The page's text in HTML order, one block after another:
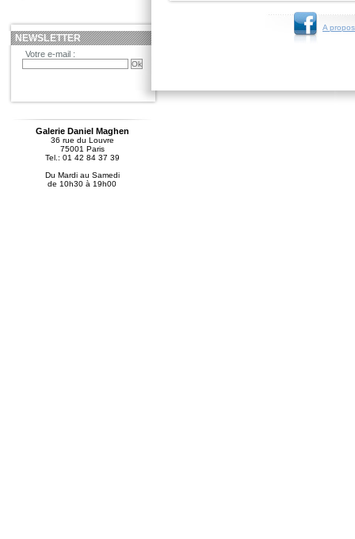
A
NEWSLETTER
Votre e-mail :
Galerie Daniel Maghen
36 rue du Louvre
75001 Paris
Tel.: 01 42 84 37 39
Du Mardi au Samedi
de 10h30 à 19h00